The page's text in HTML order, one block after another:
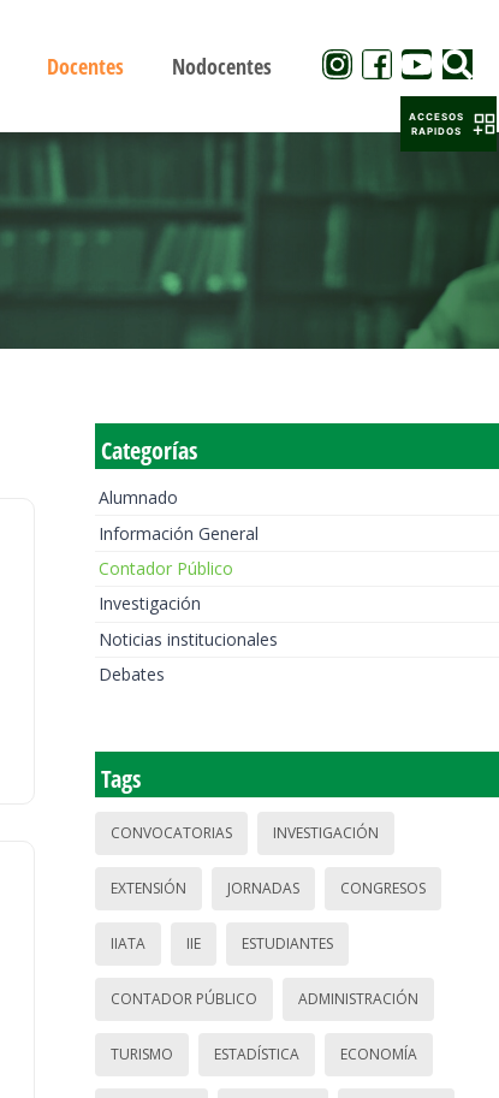
Docentes Nodocentes
Categorías
Alumnado
Información General
Contador Público
Investigación
Noticias institucionales
Debates
Tags
CONVOCATORIAS INVESTIGACIÓN
EXTENSIÓN JORNADAS CONGRESOS
IIATA IIE ESTUDIANTES
CONTADOR PÚBLICO ADMINISTRACIÓN
TURISMO ESTADÍSTICA ECONOMÍA
ACCESOS
RAPIDOS